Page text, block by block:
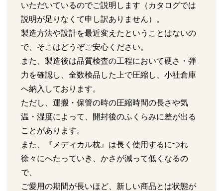
いただいているのでご説明します（カタログでは
説明が足りなくて申し訳ありません）。
製造方法や設計を最近変えたということはないの
で、そこはどうぞご安心ください。
また、製造後は品質検査の工程において硬さ・弾
力を確認し、全数検品した上で圧縮し、小社倉庫
へ納入しております。
ただし、運搬・保管の時の圧縮時間の長さや気
温・湿度によって、開封後のふくらみに差が出る
ことがあります。
また、『メディカル枕』は長く使用するにつれ
徐々にへたっていき、かさが減って低くなるの
で、
ご愛用の期間が長いほど、新しい商品とは状態が